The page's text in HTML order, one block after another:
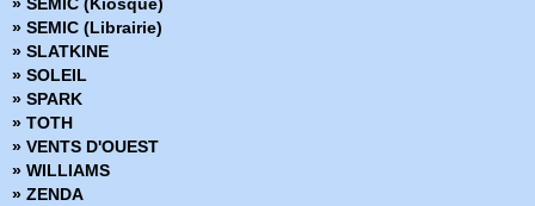
» Density
» Derniers tests avant l'apocalypse
» Des loups dans les murs
» Desperados
» Docteur Wertham
» Down
» Dracula
» Dropsie Avenue
» Duck and Cover
» SEMIC (Librairie)
» SLATKINE
» SOLEIL
» SPARK
» TOTH
» VENTS D'OUEST
» WILLIAMS
» ZENDA